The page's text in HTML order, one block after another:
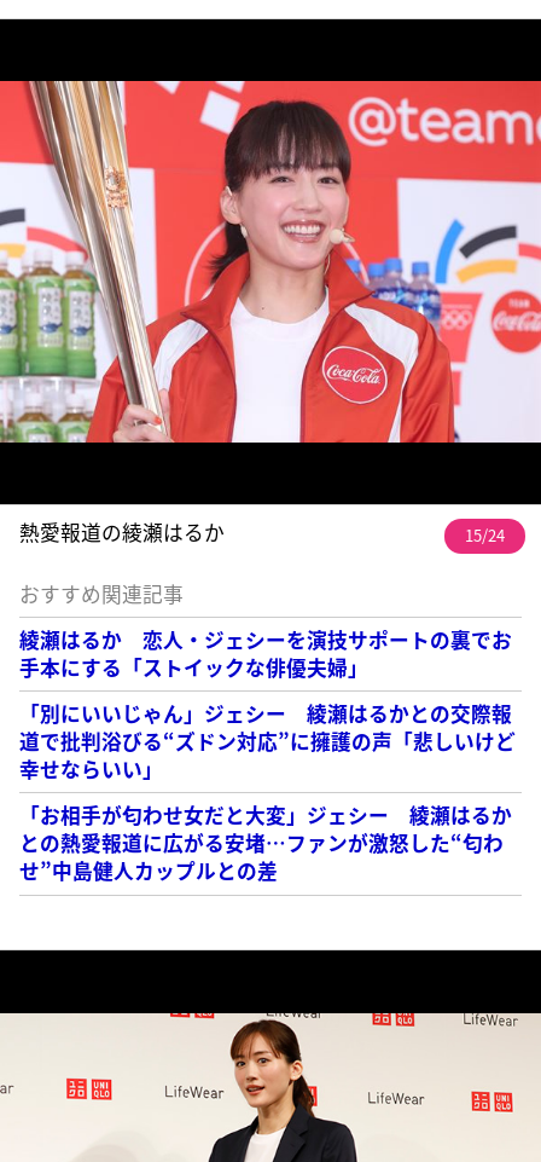
熱愛報道の綾瀬はるか 15/24
おすすめ関連記事
綾瀬はるか 恋人・ジェシーを演技サポートの裏でお
手本にする「ストイックな俳優夫婦」
「別にいいじゃん」ジェシー 綾瀬はるかとの交際報
道で批判浴びる“ズドン対応”に擁護の声「悲しいけど
幸せならいい」
「お相手が匂わせ女だと大変」ジェシー 綾瀬はるか
との熱愛報道に広がる安堵…ファンが激怒した“匂わ
せ”中島健人カップルとの差